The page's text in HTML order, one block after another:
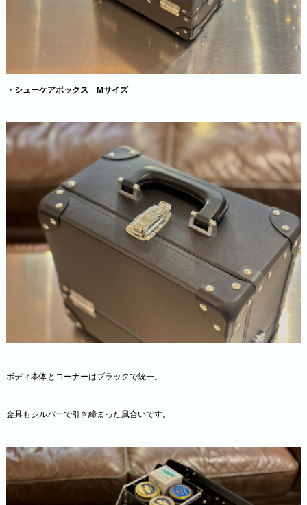
・シューケアボックス Mサイズ
ボディ本体とコーナーはブラックで統一。
金具もシルバーで引き締まった風合いです。